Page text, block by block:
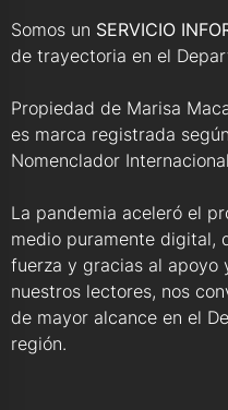
Somos un SERVICIO
de trayectoria en el
Propiedad de Marisa
es marca registrada
Nomenclador
La pandemia aceleró el
medio puramente digital,
fuerza y gracias al apoyo
nuestros lectores, nos
de mayor alcance en el
región.